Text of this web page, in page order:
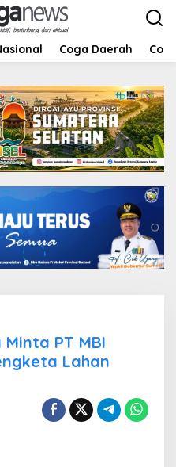
Coga Daerah
Minta PT MBI
Lahan